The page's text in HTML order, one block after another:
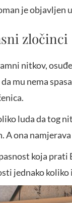
je objavljen u
zločinci
nitkov,
mu nema
luda da tog
A ona
koja
jednako koliko